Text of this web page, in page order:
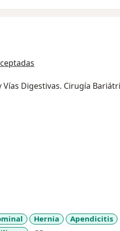
Digestivas. Cirugía
Hernia
Apendicitis